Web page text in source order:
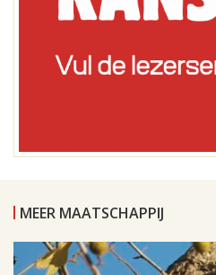
MEER MAATSCHAPPIJ